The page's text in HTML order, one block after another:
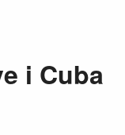
i Cuba